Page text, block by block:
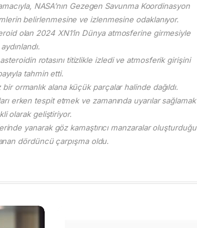
NASA’nın Gezegen Savunma Koordinasyon
belirlenmesine ve izlenmesine odaklanıyor.
olan 2024 XN1’in Dünya atmosferine girmesiyle
rotasını titizlikle izledi ve atmosferik girişini
tahmin etti.
ormanlık alana küçük parçalar halinde dağıldı.
erken tespit etmek ve zamanında uyarılar sağlamak
olarak geliştiriyor.
yanarak göz kamaştırıcı manzaralar oluşturduğu
dördüncü çarpışma oldu.